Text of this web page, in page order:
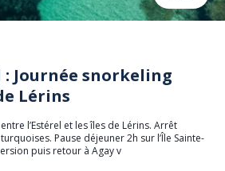
Journée snorkeling
Lérins
l’Estérel et les îles de Lérins. Arrêt
Pause déjeuner 2h sur l’Île Sainte-
puis retour à Agay v